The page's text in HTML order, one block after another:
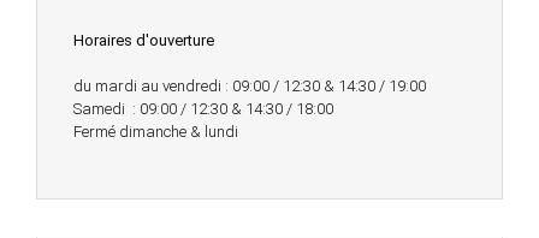
Horaires d'ouverture
du mardi au vendredi : 09:00 / 12:30 & 14:30 / 19:00
Samedi : 09:00 / 12:30 & 14:30 / 18:00
Fermé dimanche & lundi